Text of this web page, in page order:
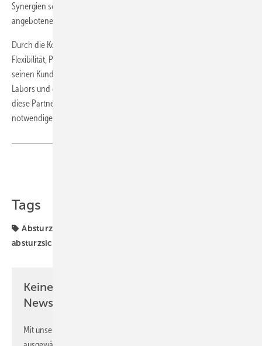
Synergien schaffen, die sowohl die Qualität als auch die Effizienz der
angebotenen Dienstleistungen weiter steigern werden.
Durch die Kombination von Fachwissen, modernster Technik und der
Flexibilität, Prüfungen direkt vor Ort durchzuführen, bietet das TELZ
seinen Kunden einen optimalen Service. Mit der Erweiterung des
Labors und der engen Zusammenarbeit mit dem ift Rosenheim bietet
diese Partnerschaft weiterhin einen verlässlichen Service für
notwendige Prüfungen für Hersteller von Bauelementen.
Tags
Absturzsicherung
absturzsicherung Fenster
Keine Zeit? Kein Problem mit dem GW
Newsletter!
Mit unserem Newsletter erhalten Sie regelmäßig von uns